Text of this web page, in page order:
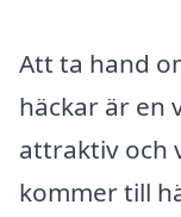
Att ta hand
häckar är en
attraktiv och
kommer till